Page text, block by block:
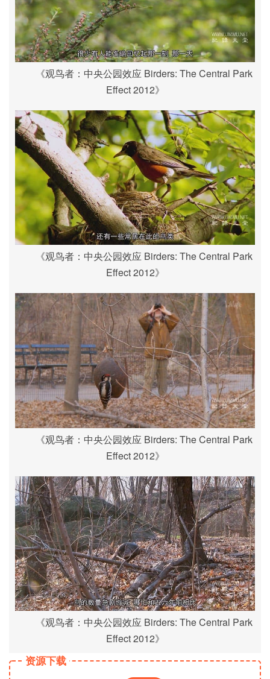
《观鸟者：中央公园效应 Birders: The Central Park
Effect 2012》
《观鸟者：中央公园效应 Birders: The Central Park
Effect 2012》
《观鸟者：中央公园效应 Birders: The Central Park
Effect 2012》
《观鸟者：中央公园效应 Birders: The Central Park
Effect 2012》
资源下载